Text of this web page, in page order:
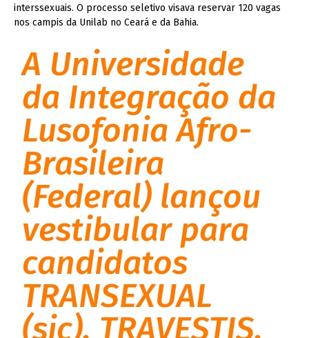
interssexuais. O processo seletivo visava reservar 120 vagas
nos campis da Unilab no Ceará e da Bahia.
A Universidade
da Integração da
Lusofonia Afro-
Brasileira
(Federal) lançou
vestibular para
candidatos
TRANSEXUAL
(sic), TRAVESTIS,